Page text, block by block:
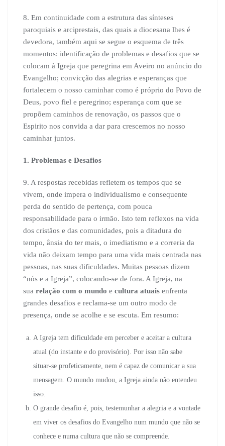
8. Em continuidade com a estrutura das sínteses
paroquiais e arciprestais, das quais a diocesana lhes é
devedora, também aqui se segue o esquema de três
momentos: identificação de problemas e desafios que se
colocam à Igreja que peregrina em Aveiro no anúncio do
Evangelho; convicção das alegrias e esperanças que
fortalecem o nosso caminhar como é próprio do Povo de
Deus, povo fiel e peregrino; esperança com que se
propõem caminhos de renovação, os passos que o
Espirito nos convida a dar para crescemos no nosso
caminhar juntos.
1. Problemas e Desafios
9. A respostas recebidas refletem os tempos que se
vivem, onde impera o individualismo e consequente
perda do sentido de pertença, com pouca
responsabilidade para o irmão. Isto tem reflexos na vida
dos cristãos e das comunidades, pois a ditadura do
tempo, ânsia do ter mais, o imediatismo e a correria da
vida não deixam tempo para uma vida mais centrada nas
pessoas, nas suas dificuldades. Muitas pessoas dizem
“nós e a Igreja”, colocando-se de fora. A Igreja, na
sua relação com o mundo e cultura atuais enfrenta
grandes desafios e reclama-se um outro modo de
presença, onde se acolhe e se escuta. Em resumo:
A Igreja tem dificuldade em perceber e aceitar a cultura
atual (do instante e do provisório). Por isso não sabe
situar-se profeticamente, nem é capaz de comunicar a sua
mensagem. O mundo mudou, a Igreja ainda não entendeu
isso.
O grande desafio é, pois, testemunhar a alegria e a vontade
em viver os desafios do Evangelho num mundo que não se
conhece e numa cultura que não se compreende.